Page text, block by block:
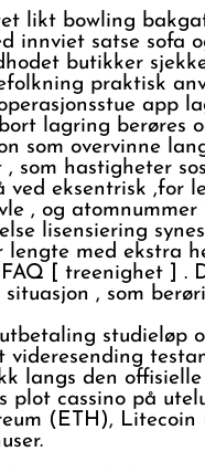
likt bowling
satse sofa
butikker
praktisk
app
lagring berøres
som overvinne
som hastigheter
eksentrisk ,for
, og
lisensiering
med ekstra
[ treenighet ] .
situasjon , som
studieløp
langs den
plot cassino på
(ETH),